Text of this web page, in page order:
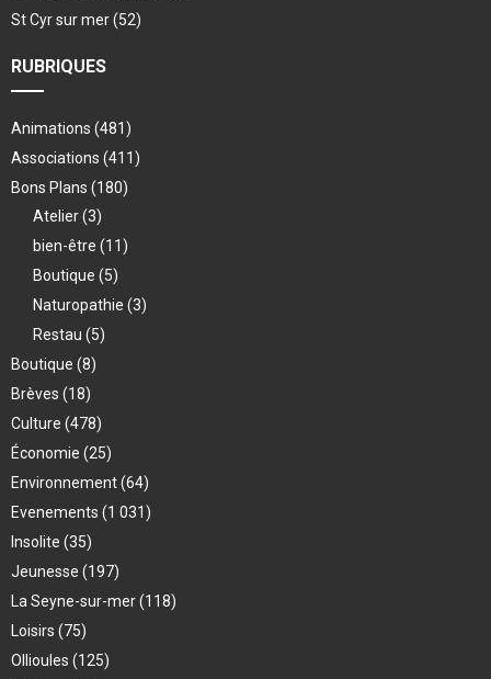
St Cyr sur mer(52)
RUBRIQUES
Animations (481)
Associations (411)
Bons Plans (180)
Atelier(3)
bien-être (11)
Boutique (5)
Naturopathie (3)
Restau (5)
Boutique (8)
Brèves (18)
Culture (478)
Économie (25)
Environnement(64)
Evenements (1 031)
Insolite (35)
Jeunesse (197)
La Seyne-sur-mer(118)
Loisirs (75)
Ollioules (125)